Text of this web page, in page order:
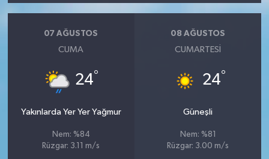
07 AĞUSTOS
CUMA
24°
Yakınlarda Yer Yer Yağmur
Nem: %84
Rüzgar: 3.11 m/s
08 AĞUSTOS
CUMARTESI
24°
Güneşli
Nem: %81
Rüzgar: 3.00 m/s